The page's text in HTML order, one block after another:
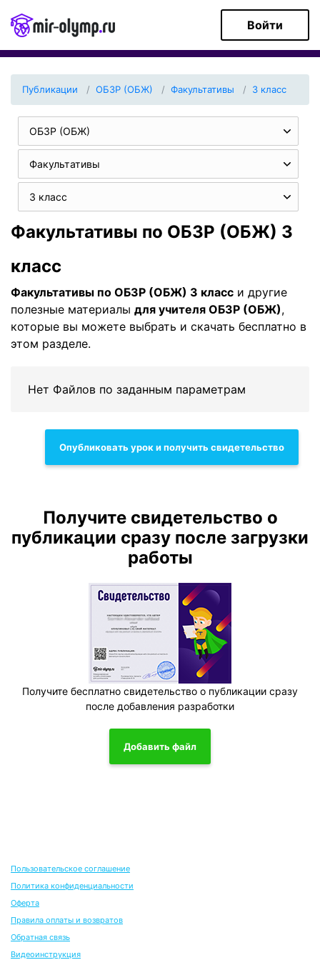
Войти
Публикации ОБЗР (ОБЖ) Факультативы 3 класс
ОБЗР (ОБЖ)
Факультативы
3 класс
Факультативы по ОБЗР (ОБЖ) 3
класс
Факультативы по ОБЗР (ОБЖ) 3 класс и другие
полезные материалы для учителя ОБЗР (ОБЖ),
которые вы можете выбрать и скачать бесплатно в
этом разделе.
Нет Файлов по заданным параметрам
Опубликовать урок и получить свидетельство
Получите свидетельство о
публикации сразу после загрузки
работы
Получите бесплатно свидетельство о публикации сразу
после добавления разработки
Добавить файл
Пользовательское соглашение
Политика конфиденциальности
Оферта
Правила оплаты и возвратов
Обратная связь
Видеоинструкция